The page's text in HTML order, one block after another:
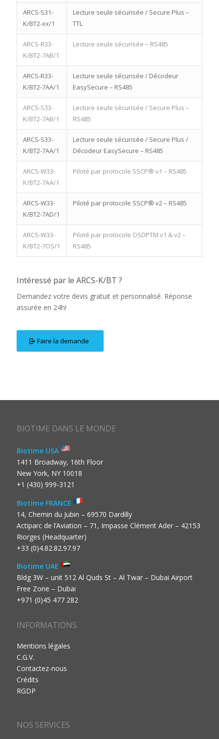
ARCS-S31-
K/BT2-xx/1
Lecture seule sécurisée / Secure Plus –
TTL
ARCS-R33-
K/BT2-7AB/1
Lecture seule sécurisée – RS485
ARCS-R33-
K/BT2-7AA/1
Lecture seule sécurisée / Décodeur
EasySecure – RS485
ARCS-S33-
K/BT2-7AB/1
Lecture seule sécurisée / Secure Plus –
RS485
ARCS-S33-
K/BT2-7AA/1
Lecture seule sécurisée / Secure Plus /
Décodeur EasySecure – RS485
ARCS-W33-
K/BT2-7AA/1
Piloté par protocole SSCP® v1 – RS485
ARCS-W33-
K/BT2-7AD/1
Piloté par protocole SSCP® v2 – RS485
ARCS-W33-
K/BT2-7OS/1
Piloté par protocole OSDPTM v1 & v2 –
RS485
Intéressé par le ARCS-K/BT ?
Demandez votre devis gratuit et personnalisé. Réponse
assurée en 24h!
Faire la demande
BIOTIME DANS LE MONDE
Biotime USA
1411 Broadway, 16th Floor
New York, NY 10018
+1 (430) 999-3121
Biotime FRANCE
14, Chemin du Jubin – 69570 Dardilly
Actiparc de l’Aviation – 71, Impasse Clément Ader – 42153
Riorges (Headquarter)
+33 (0)4.82.82.97.97
Biotime UAE
Bldg 3W – unit 512 Al Quds St – Al Twar – Dubai Airport
Free Zone – Dubai
+971 (0)45 477 282
INFORMATIONS
Mentions légales
C.G.V.
Contactez-nous
Crédits
RGDP
NOS SERVICES